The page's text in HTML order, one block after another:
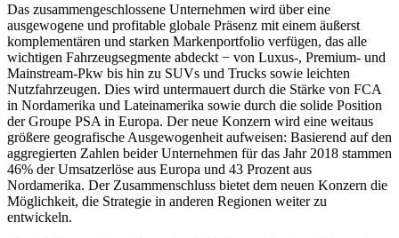
Das zusammengeschlossene Unternehmen wird über eine
ausgewogene und profitable globale Präsenz mit einem äußerst
komplementären und starken Markenportfolio verfügen, das alle
wichtigen Fahrzeugsegmente abdeckt − von Luxus-, Premium- und
Mainstream-Pkw bis hin zu SUVs und Trucks sowie leichten
Nutzfahrzeugen. Dies wird untermauert durch die Stärke von FCA
in Nordamerika und Lateinamerika sowie durch die solide Position
der Groupe PSA in Europa. Der neue Konzern wird eine weitaus
größere geografische Ausgewogenheit aufweisen: Basierend auf den
aggregierten Zahlen beider Unternehmen für das Jahr 2018 stammen
46% der Umsatzerlöse aus Europa und 43 Prozent aus
Nordamerika. Der Zusammenschluss bietet dem neuen Konzern die
Möglichkeit, die Strategie in anderen Regionen weiter zu
entwickeln.